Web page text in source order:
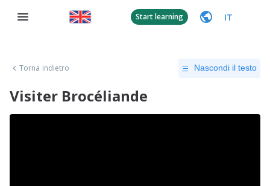
Start learning IT
Torna indietro Nascondi il testo
Visiter Brocéliande